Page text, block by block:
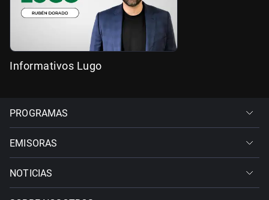
Informativos Lugo
PROGRAMAS
EMISORAS
NOTICIAS